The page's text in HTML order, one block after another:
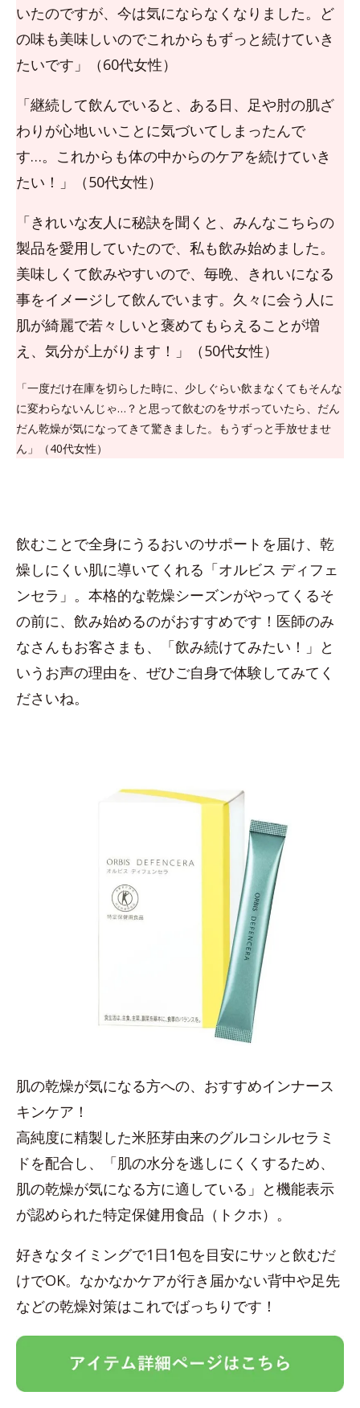
いたのですが、今は気にならなくなりました。ど
の味も美味しいのでこれからもずっと続けていき
たいです」（60代女性）
「継続して飲んでいると、ある日、足や肘の肌ざ
わりが心地いいことに気づいてしまったんで
す…。これからも体の中からのケアを続けていき
たい！」（50代女性）
「きれいな友人に秘訣を聞くと、みんなこちらの
製品を愛用していたので、私も飲み始めました。
美味しくて飲みやすいので、毎晩、きれいになる
事をイメージして飲んでいます。久々に会う人に
肌が綺麗で若々しいと褒めてもらえることが増
え、気分が上がります！」（50代女性）
「一度だけ在庫を切らした時に、少しぐらい飲まなくてもそんな
に変わらないんじゃ…？と思って飲むのをサボっていたら、だん
だん乾燥が気になってきて驚きました。もうずっと手放せませ
ん」（40代女性）
飲むことで全身にうるおいのサポートを届け、乾
燥しにくい肌に導いてくれる「オルビス ディフェ
ンセラ」。本格的な乾燥シーズンがやってくるそ
の前に、飲み始めるのがおすすめです！医師のみ
なさんもお客さまも、「飲み続けてみたい！」と
いうお声の理由を、ぜひご自身で体験してみてく
ださいね。
肌の乾燥が気になる方への、おすすめインナース
キンケア！
高純度に精製した米胚芽由来のグルコシルセラミ
ドを配合し、「肌の水分を逃しにくくするため、
肌の乾燥が気になる方に適している」と機能表示
が認められた特定保健用食品（トクホ）。
好きなタイミングで1日1包を目安にサッと飲むだ
けでOK。なかなかケアが行き届かない背中や足先
などの乾燥対策はこれでばっちりです！